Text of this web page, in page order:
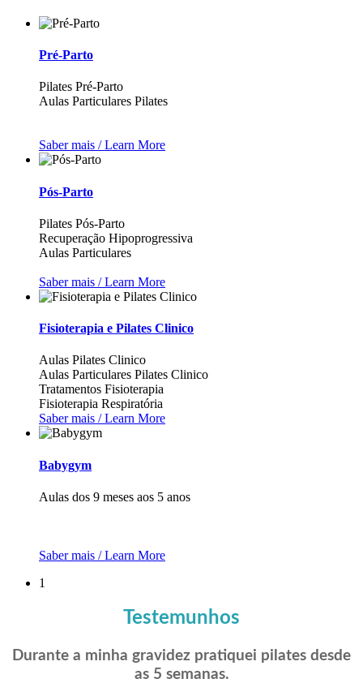
Pré-Parto
Pilates Pré-Parto
Aulas Particulares Pilates
Saber mais / Learn More
Pós-Parto
Pilates Pós-Parto
Recuperação Hipoprogressiva
Aulas Particulares
Saber mais / Learn More
Fisioterapia e Pilates Clinico
Aulas Pilates Clinico
Aulas Particulares Pilates Clinico
Tratamentos Fisioterapia
Fisioterapia Respiratória
Saber mais / Learn More
Babygym
Aulas dos 9 meses aos 5 anos
Saber mais / Learn More
1
Testemunhos
Durante a minha gravidez pratiquei pilates desde
as 5 semanas.